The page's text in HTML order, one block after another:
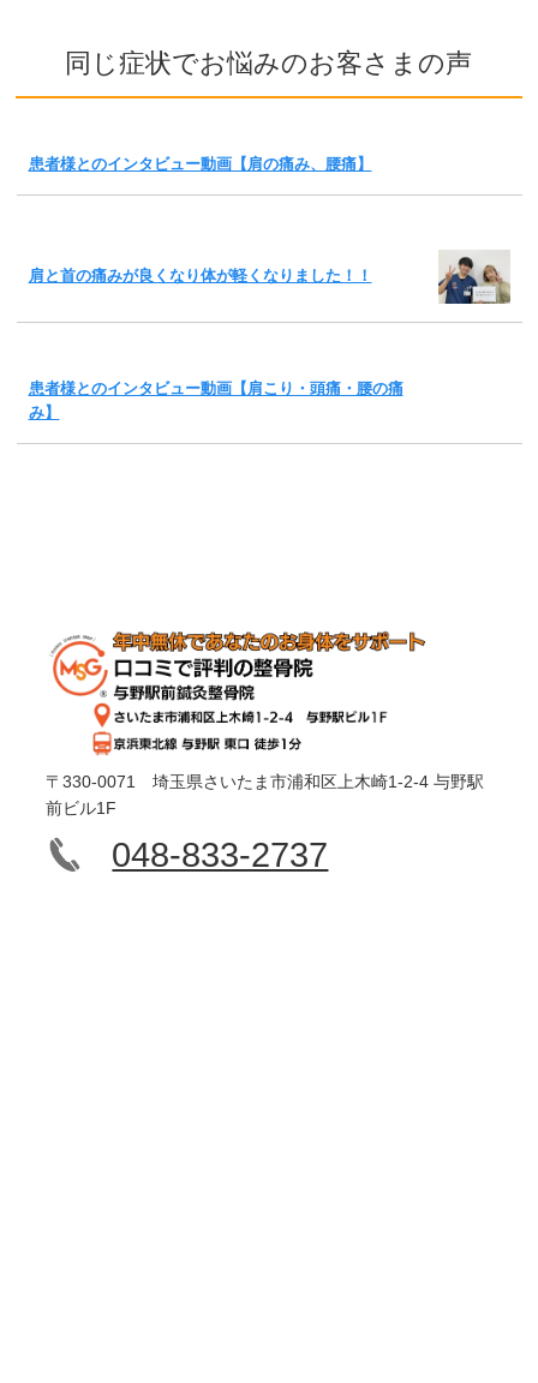
同じ症状でお悩みのお客さまの声
患者様とのインタビュー動画【肩の痛み、腰痛】
肩と首の痛みが良くなり体が軽くなりました！！
患者様とのインタビュー動画【肩こり・頭痛・腰の痛
み】
〒330-0071 埼玉県さいたま市浦和区上木崎1-2-4 与野駅
前ビル1F
048-833-2737